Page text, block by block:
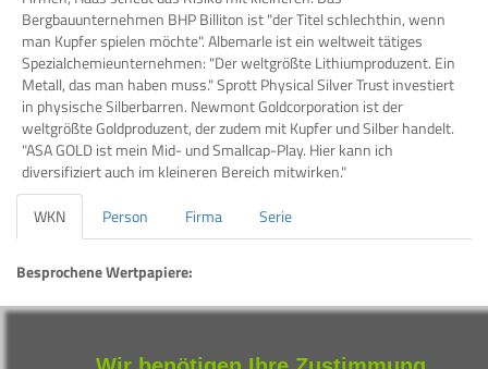
Bergbauunternehmen BHP Billiton ist "der Titel schlechthin, wenn
man Kupfer spielen möchte". Albemarle ist ein weltweit tätiges
Spezialchemieunternehmen: "Der weltgrößte Lithiumproduzent. Ein
Metall, das man haben muss." Sprott Physical Silver Trust investiert
in physische Silberbarren. Newmont Goldcorporation ist der
weltgrößte Goldproduzent, der zudem mit Kupfer und Silber handelt.
"ASA GOLD ist mein Mid- und Smallcap-Play. Hier kann ich
diversifiziert auch im kleineren Bereich mitwirken."
WKN
Person Firma Serie
Besprochene Wertpapiere:
WKN
Bezeichnung
ISIN
wikifolio Industrial Metals Blue
DE000LS9MLG4